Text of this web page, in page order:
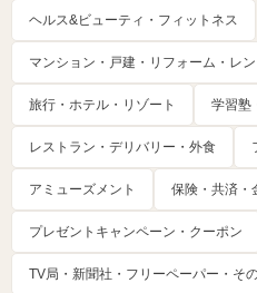
ヘルス&ビューティ・フィットネス
マンション・戸建・リフォーム・レ
旅行・ホテル・リゾート 学習塾
レストラン・デリバリー・外食
アミューズメント 保険・共済・
プレゼントキャンペーン・クーポン
TV局・新聞社・フリーペーパー・そ